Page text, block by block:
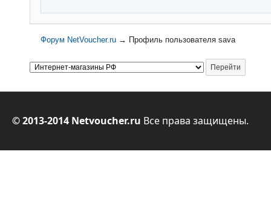
Форум NetVoucher.ru → Профиль пользователя sava
© 2013-2014 Netvoucher.ru Все права защищены.